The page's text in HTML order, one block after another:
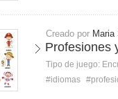
Creado por Maria
Profesiones
Tipo de juego:
#idiomas